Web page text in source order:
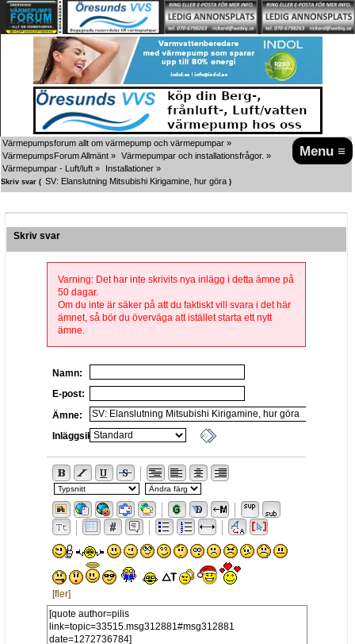
Menu ≡
Värmepumpsforum allt om värmepump och värmepumpar »
VärmepumpsForum Allmänt » Värmepumpar och installationsfrågor. »
Värmepumpar - Luft/luft » Installationer »
Skriv svar ( SV: Elanslutning Mitsubishi Kirigamine, hur göra )
Skriv svar
Varning: Det har inte skrivits nya inlägg i detta ämne på
50 dagar.
Om du inte är säker på att du faktiskt vill svara i det här
ämnet, så bör du överväga att istället starta ett nytt
ämne.
Namn:
E-post:
Ämne:
Inläggsikon:
[fler]